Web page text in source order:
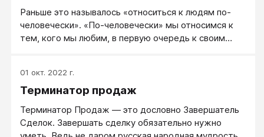
Раньше это называлось «относиться к людям по-
человечески». «По-человечески» мы относимся к
тем, кого мы любим, в первую очередь к своим
01 окт. 2022 г.
Терминатор продаж
Терминатор Продаж — это дословно Завершатель
Сделок. Завершать сделку обязательно нужно